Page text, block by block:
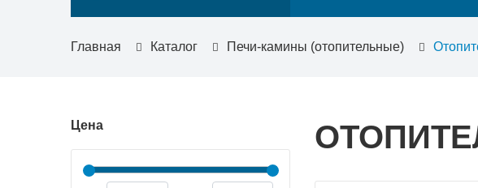
Главная Каталог Печи-камины (отопительные)
Цена